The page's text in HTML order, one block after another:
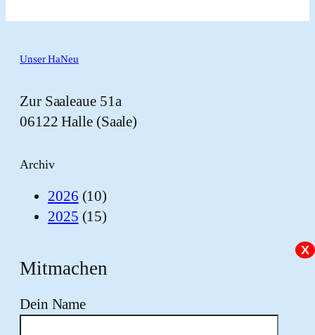
Unser HaNeu
Zur Saaleaue 51a
06122 Halle (Saale)
Archiv
2026 (10)
2025 (15)
X
Mitmachen
Dein Name